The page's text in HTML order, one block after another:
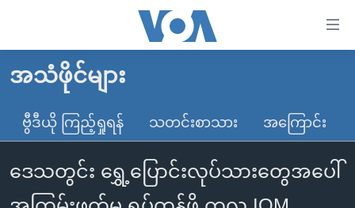
လွယ်ကူ
သည့်
များ
မူလစာမျက်နှာ
မြန်မာ
ကမ္ဘာ့သတင်းများ
နိုင်ငံတကာ
အမေရိကန်
ဗွီဒီယို
သတင်းလွတ်လပ်ခွင့်
အသံဖိုင်များ
ဗွီဒီယို ကြည့်ရှုရန် သတင်းစာသား အကြောင်း
ဒေသတွင်း ရွှေ့ပြောင်းလုပ်သားတွေအပေါ်